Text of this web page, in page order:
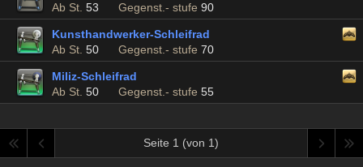
Ab St. 53 Gegenst.- stufe 90
Kunsthandwerker-Schleifrad
Ab St. 50 Gegenst.- stufe 70
Miliz-Schleifrad
Ab St. 50 Gegenst.- stufe 55
Seite 1 (von 1)